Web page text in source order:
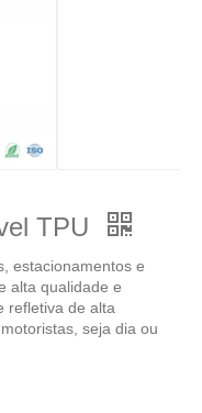
TPU
estacionamentos e
alta qualidade e
refletiva de alta
seja dia ou